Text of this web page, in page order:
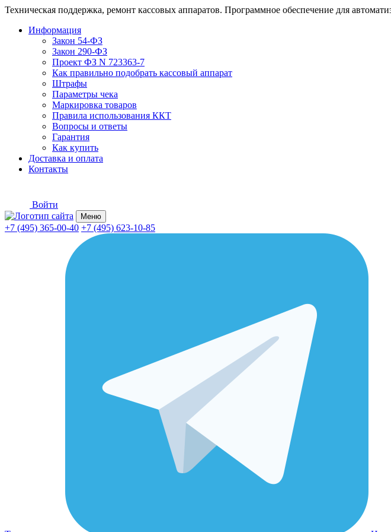
Техническая поддержка, ремонт кассовых аппаратов. Программное обеспечение для
Информация
Закон 54-ФЗ
Закон 290-ФЗ
Проект ФЗ N 723363-7
Как правильно подобрать кассовый аппарат
Штрафы
Параметры чека
Маркировка товаров
Правила использования ККТ
Вопросы и ответы
Гарантия
Как купить
Доставка и оплата
Контакты
Войти
Меню
+7 (495) 365-00-40 +7 (495) 623-10-85